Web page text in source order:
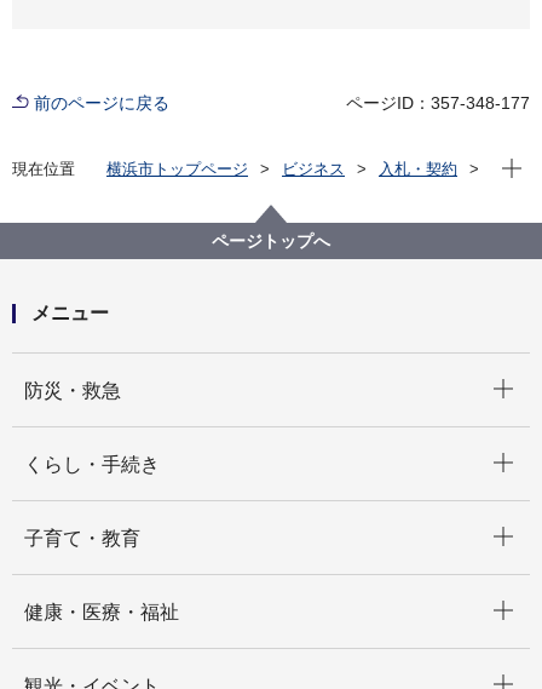
前のページに戻る ページID：357-348-177
現在位置 横浜市トップページ ビジネス
入札・契約
【参加申込終了】【公募型プロポーザル】第４期横浜
市地域福祉保健計画プロモーション用動画作成業務委
現在
ページトップへ
メニュー
防災・救急
くらし・手続き
子育て・教育
健康・医療・福祉